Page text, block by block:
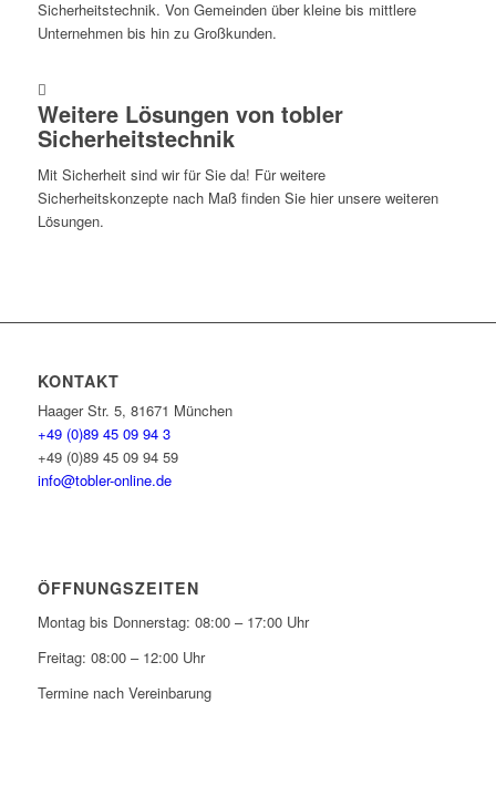
Sicherheitstechnik. Von Gemeinden über kleine bis mittlere
Unternehmen bis hin zu Großkunden.
Weitere Lösungen von tobler
Sicherheitstechnik
Mit Sicherheit sind wir für Sie da! Für weitere
Sicherheitskonzepte nach Maß finden Sie hier unsere weiteren
Lösungen.
KONTAKT
Haager Str. 5, 81671 München
+49 (0)89 45 09 94 3
+49 (0)89 45 09 94 59
info@tobler-online.de
ÖFFNUNGSZEITEN
Montag bis Donnerstag: 08:00 – 17:00 Uhr
Freitag: 08:00 – 12:00 Uhr
Termine nach Vereinbarung